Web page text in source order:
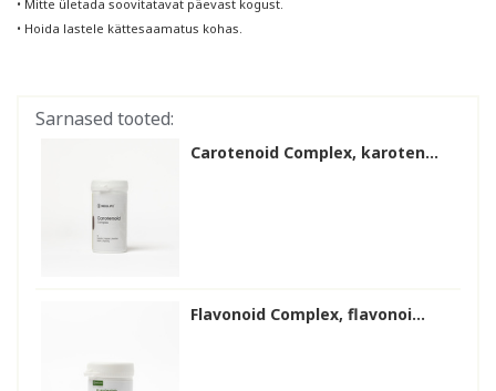
• Mitte ületada soovitatavat päevast kogust.
• Hoida lastele kättesaamatus kohas.
Sarnased tooted:
Carotenoid Complex, karoten...
Flavonoid Complex, flavonoi...